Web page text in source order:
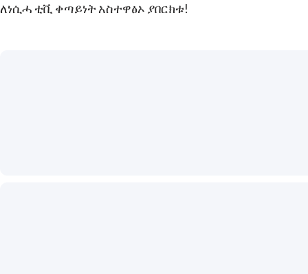
ለነሲሓ ቲቪ ቀጣይነት አስተዋፅኦ ያበርክቱ!